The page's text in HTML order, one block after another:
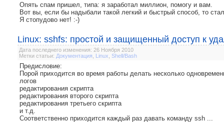
Опять спам пришел, типа: я заработал миллион, помогу и вам.
Вот вы, если бы надыбали такой легкий и быстрый способ, то
Я стопудово нет! :-)
Linux: sshfs: простой и защищенный доступ к
Дата последнего изменения: 26 Ноября 2010
Метки статьи: Документация Linux Shell/Bash
Предисловие:
Порой приходится во время работы делать несколько
логов
редактирования скрипта
редактирования второго скрипта
редактирования третьего скрипта
и т.д.
Соответственно приходится каждый раз давать команду ssh ...